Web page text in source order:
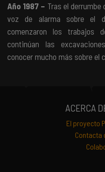
Año 1987 – Tras el derrumbe
voz de alarma sobre el
comenzaron los trabajos
continúan las
conocer mucho más sobre el
ACERCA
El proyecto
Contacta